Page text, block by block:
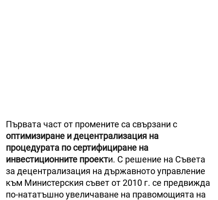
Първата част от промените са свързани с
оптимизиране и децентрализация на
процедурата по сертифициране на
инвестиционните проекти. С решение на Съвета
за децентрализация на държавното управление
към Министерския съвет от 2010 г. се предвижда
по-нататъшно увеличаване на правомощията на